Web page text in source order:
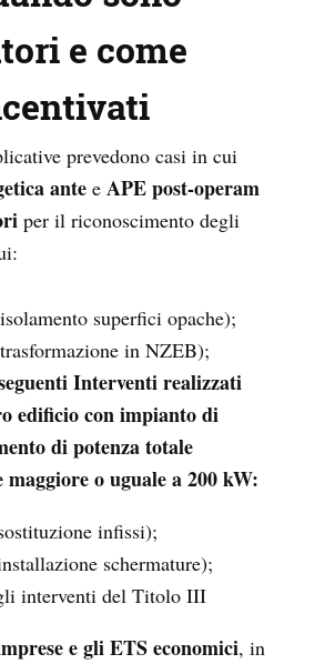
e come
prevedono casi in cui
ante e APE post-operam
per il riconoscimento degli
superfici opache);
in NZEB);
Interventi realizzati
edificio con impianto di
di potenza totale
maggiore o uguale a 200 kW:
infissi);
schermature);
interventi del Titolo III
e gli ETS economici, in